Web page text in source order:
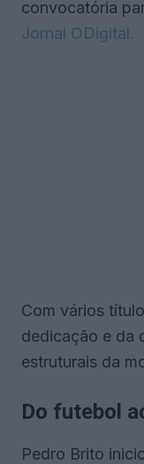
convocatória
Jornal ODigital.
Com vários
dedicação e da
estruturais da
Do futebol
Pedro Brito